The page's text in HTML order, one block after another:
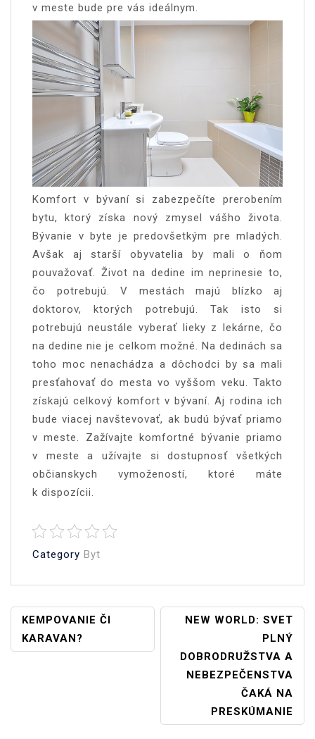
v meste bude pre vás ideálnym.
Komfort v bývaní si zabezpečíte prerobením
bytu, ktorý získa nový zmysel vášho života.
Bývanie v byte je predovšetkým pre mladých.
Avšak aj starší obyvatelia by mali o ňom
pouvažovať. Život na dedine im neprinesie to,
čo potrebujú. V mestách majú blízko aj
doktorov, ktorých potrebujú.Tak isto si
potrebujú neustále vyberať lieky z lekárne, čo
na dedine nie je celkom možné. Na dedinách sa
toho moc nenachádza a dôchodci by sa mali
presťahovať do mesta vo vyššom veku. Takto
získajú celkový komfort v bývaní. Aj rodina ich
bude viacej navštevovať, ak budú bývať priamo
v meste. Zažívajte komfortné bývanie priamo
v meste a užívajte si dostupnosť všetkých
občianskych vymožeností, ktoré máte
k dispozícii.
Category Byt
Navigace
Pro
KEMPOVANIE ČI
KARAVAN?
NEW WORLD: SVET
PLNÝ
DOBRODRUŽSTVA A
NEBEZPEČENSTVA
ČAKÁ NA
PRESKÚMANIE